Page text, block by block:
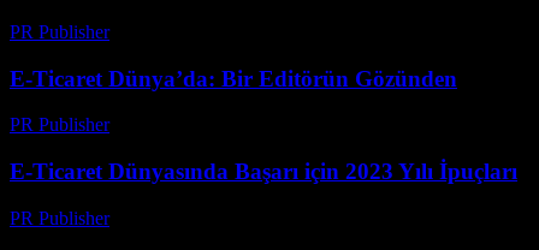
PR Publisher-
E-Ticaret Dünya’da: Bir Editörün Gözünden
PR Publisher-
E-Ticaret Dünyasında Başarı için 2023 Yılı İpuçları
PR Publisher-